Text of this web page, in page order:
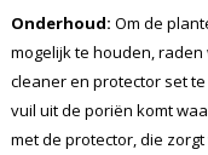
Onderhoud: Om de
mogelijk te houden,
cleaner en protector set
vuil uit de poriën komt
met de protector, die